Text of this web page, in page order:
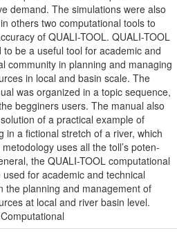
demand. The simulations were also
others two computational tools to
of QUALI-TOOL. QUALI-TOOL
to be a useful tool for academic and
community in planning and managing
in local and basin scale. The
was organized in a topic sequence,
begginers users. The manual also
of a practical example of
in a fictional stretch of a river, which
uses all the toll’s poten-
the QUALI-TOOL computational
for academic and technical
the planning and management of
at local and river basin level.